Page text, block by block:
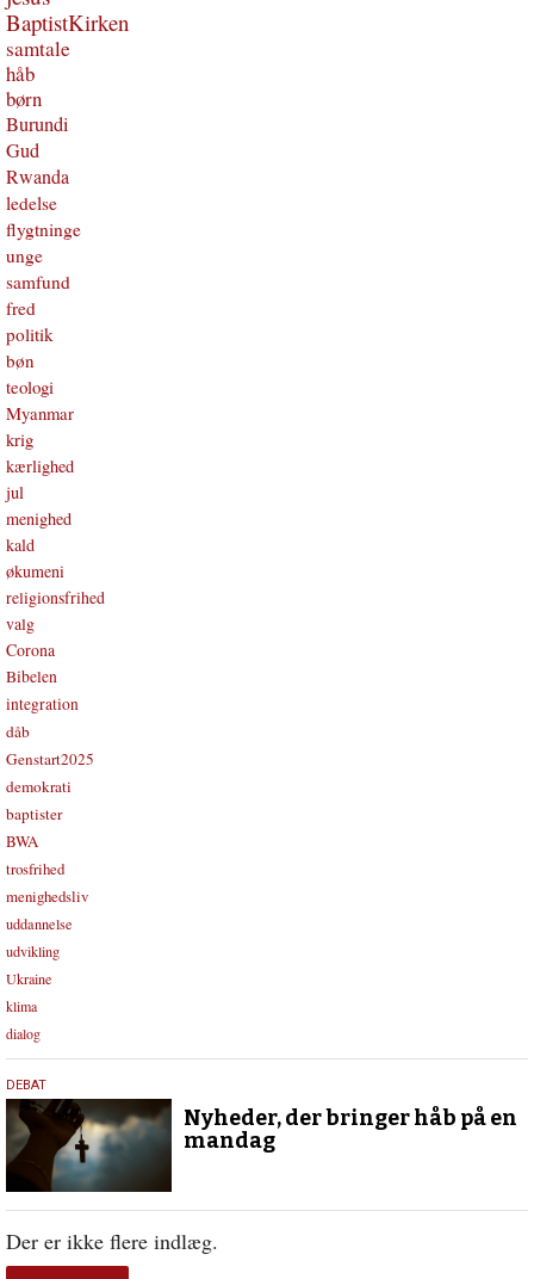
BaptistKirken
samtale
håb
børn
Burundi
Gud
Rwanda
ledelse
flygtninge
unge
samfund
fred
politik
bøn
teologi
Myanmar
krig
kærlighed
jul
menighed
kald
økumeni
religionsfrihed
valg
Corona
Bibelen
integration
dåb
Genstart2025
demokrati
baptister
BWA
trosfrihed
menighedsliv
uddannelse
udvikling
Ukraine
klima
dialog
12.
februar
2026
DEBAT
Nyheder, der bringer håb på en
mandag
Der er ikke flere indlæg.